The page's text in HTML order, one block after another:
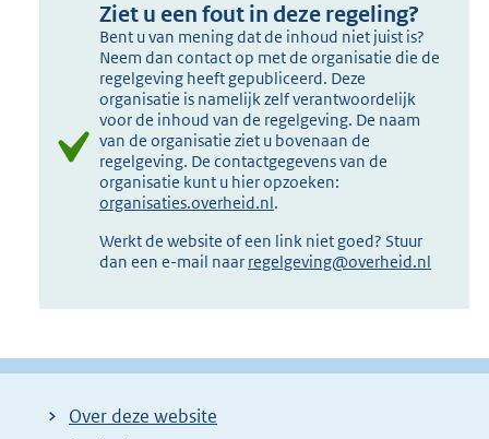
Ziet u een fout in deze regeling?
Bent u van mening dat de inhoud niet juist is?
Neem dan contact op met de organisatie die de
regelgeving heeft gepubliceerd. Deze
organisatie is namelijk zelf verantwoordelijk
voor de inhoud van de regelgeving. De naam
van de organisatie ziet u bovenaan de
regelgeving. De contactgegevens van de
organisatie kunt u hier opzoeken:
organisaties.overheid.nl.
Werkt de website of een link niet goed? Stuur
dan een e-mail naar regelgeving@overheid.nl
Over deze website